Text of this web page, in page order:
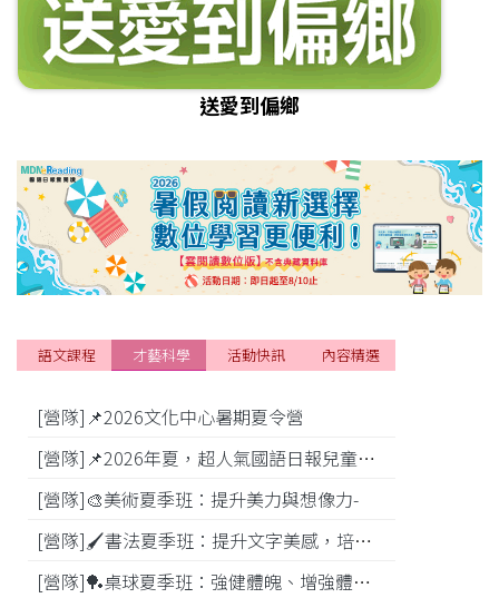
送愛到偏鄉
[營隊]📌2026文化中心暑期夏令營
[營隊]📌2026年夏，超人氣國語日報兒童商學院搶先報！
[營隊]🎨美術夏季班：提升美力與想像力-
[營隊]🖌️書法夏季班：提升文字美感，培養專注力—
[營隊]️🏓桌球夏季班：強健體魄、增強體能---
語文課程 才藝科學 活動快訊 內容精選